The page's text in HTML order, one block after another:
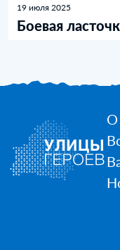
19 июля 2025
Боевая
О